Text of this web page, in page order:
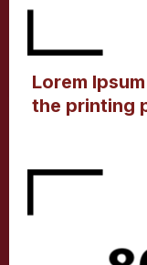
Lorem
the printing